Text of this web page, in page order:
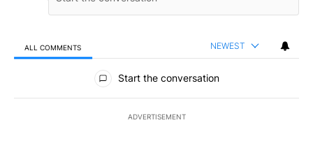
ALL COMMENTS NEWEST
All Comments
Start the conversation
ADVERTISEMENT